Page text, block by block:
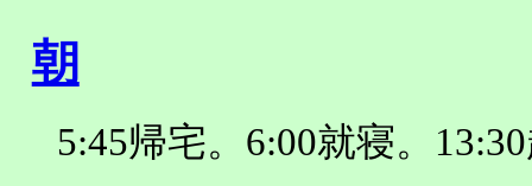
朝
5:45帰宅。6:00就寝。